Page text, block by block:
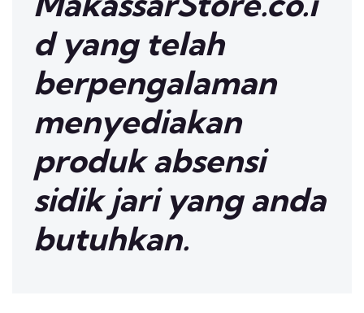
d yang telah
berpengalaman
menyediakan
produk absensi
sidik jari yang anda
butuhkan.